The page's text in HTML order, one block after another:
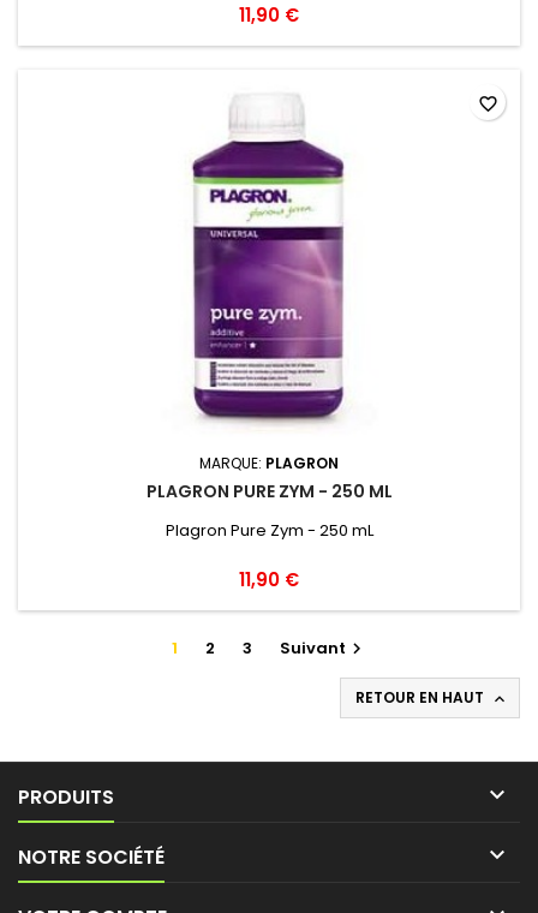
11,90 €
MARQUE: PLAGRON
PLAGRON PURE ZYM - 250 ML
Plagron Pure Zym - 250 mL
11,90 €
favorite_border
1 2 3 Suivant 
RETOUR EN HAUT 
PRODUITS 
NOTRE SOCIÉTÉ 